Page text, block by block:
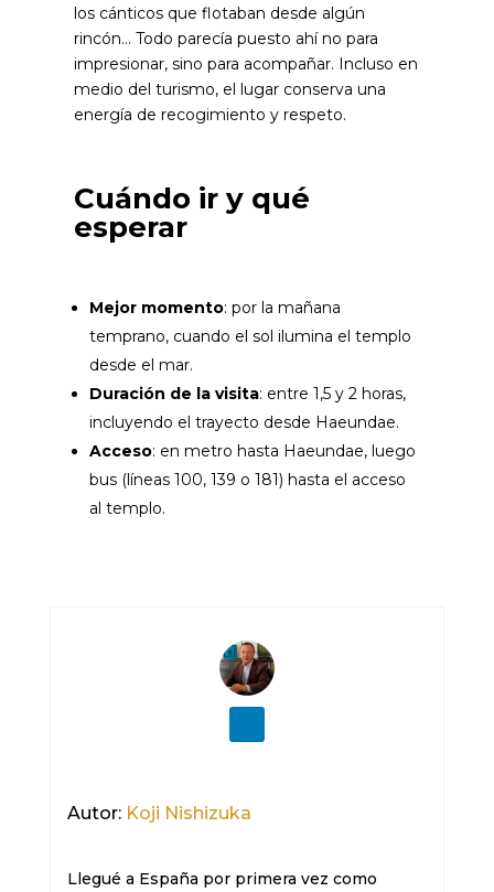
los cánticos que flotaban desde algún
rincón… Todo parecía puesto ahí no para
impresionar, sino para acompañar. Incluso en
medio del turismo, el lugar conserva una
energía de recogimiento y respeto.
Cuándo ir y qué
esperar
Mejor momento: por la mañana
temprano, cuando el sol ilumina el templo
desde el mar.
Duración de la visita: entre 1,5 y 2 horas,
incluyendo el trayecto desde Haeundae.
Acceso: en metro hasta Haeundae, luego
bus (líneas 100, 139 o 181) hasta el acceso
al templo.
Autor: Koji Nishizuka
Llegué a España por primera vez como